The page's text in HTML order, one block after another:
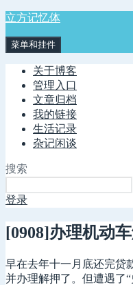
跳
内
立方记忆体
菜单和挂件
关于博客
管理入口
文章归档
我的链接
生活记录
杂记闲谈
搜索
登录
[0908]办理机动
早在去年十一月底还完贷
并办理解押了。但遭遇了